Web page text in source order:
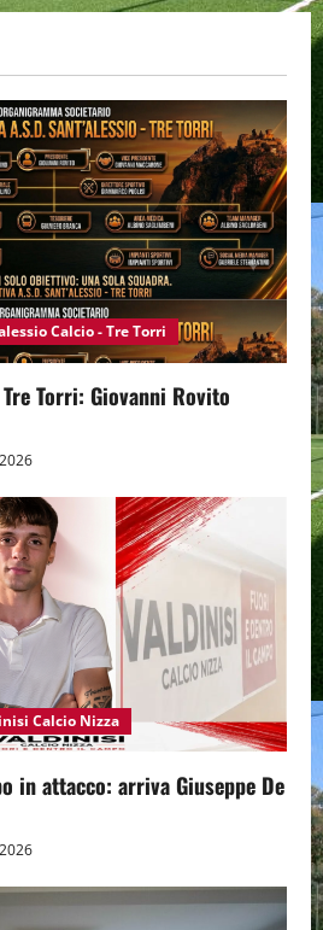
Calcio - Tre Torri
Torri: Giovanni Rovito
Calcio Nizza
in attacco: arriva Giuseppe De